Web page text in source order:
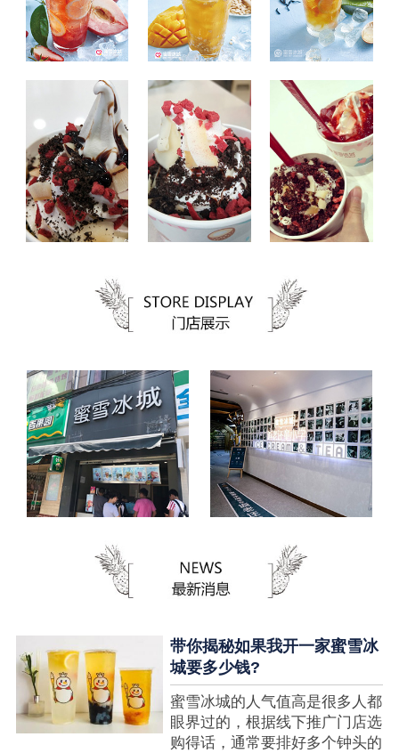
带你揭秘如果我开一家蜜雪冰
城要多少钱?
蜜雪冰城的人气值高是很多人都
眼界过的，根据线下推广门店选
购得话，通常要排好多个钟头的